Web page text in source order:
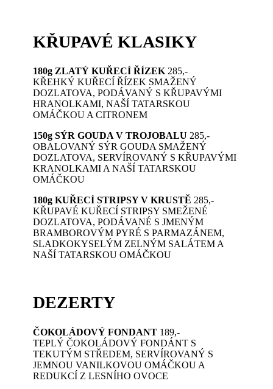
KŘUPAVÉ KLASIKY
180g ZLATÝ KUŘECÍ ŘÍZEK 285,-
KŘEHKÝ KUŘECÍ ŘÍZEK SMAŽENÝ
DOZLATOVA, PODÁVANÝ S KŘUPAVÝMI
HRANOLKAMI, NAŠÍ TATARSKOU
OMÁČKOU A CITRONEM
150g SÝR GOUDA V TROJOBALU 285,-
OBALOVANÝ SÝR GOUDA SMAŽENÝ
DOZLATOVA, SERVÍROVANÝ S KŘUPAVÝMI
KRANOLKAMI A NAŠÍ TATARSKOU
OMÁČKOU
180g KUŘECÍ STRIPSY V KRUSTĚ 285,-
KŘUPAVÉ KUŘECÍ STRIPSY SMEŽENÉ
DOZLATOVA, PODÁVANÉ S JMENÝM
BRAMBOROVÝM PYRÉ S PARMAZÁNEM,
SLADKOKYSELÝM ZELNÝM SALÁTEM A
NAŠÍ TATARSKOU OMÁČKOU
DEZERTY
ČOKOLÁDOVÝ FONDANT 189,-
TEPLÝ ČOKOLÁDOVÝ FONDÁNT S
TEKUTÝM STŘEDEM, SERVÍROVANÝ S
JEMNOU VANILKOVOU OMÁČKOU A
REDUKCÍ Z LESNÍHO OVOCE